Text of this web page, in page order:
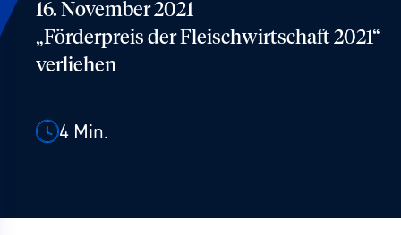
16. November 2021
„Förderpreis der Fleischwirtschaft 2021“
verliehen
4 Min.